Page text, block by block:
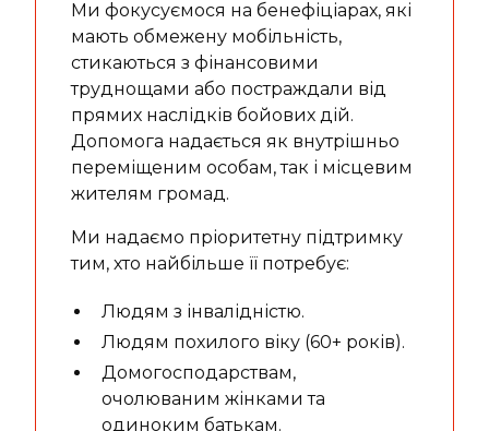
Ми фокусуємося на бенефіціарах, які
мають обмежену мобільність,
стикаються з фінансовими
труднощами або постраждали від
прямих наслідків бойових дій.
Допомога надається як внутрішньо
переміщеним особам, так і місцевим
жителям громад.
Ми надаємо пріоритетну підтримку
тим, хто найбільше її потребує:
Людям з інвалідністю.
Людям похилого віку (60+ років).
Домогосподарствам,
очолюваним жінками та
одиноким батькам.